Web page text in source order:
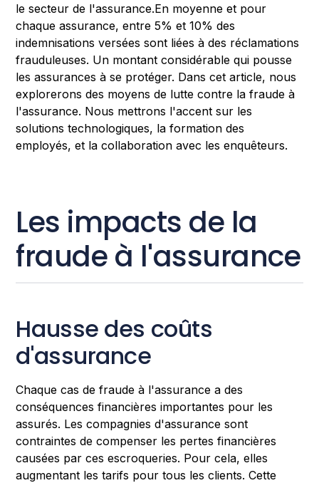
le secteur de l'assurance.En moyenne et pour
chaque assurance, entre 5% et 10% des
indemnisations versées sont liées à des réclamations
frauduleuses. Un montant considérable qui pousse
les assurances à se protéger. Dans cet article, nous
explorerons des moyens de lutte contre la fraude à
l'assurance. Nous mettrons l'accent sur les
solutions technologiques, la formation des
employés, et la collaboration avec les enquêteurs.
Les impacts de la
fraude à l'assurance
Hausse des coûts
d'assurance
Chaque cas de fraude à l'assurance a des
conséquences financières importantes pour les
assurés. Les compagnies d'assurance sont
contraintes de compenser les pertes financières
causées par ces escroqueries. Pour cela, elles
augmentant les tarifs pour tous les clients. Cette